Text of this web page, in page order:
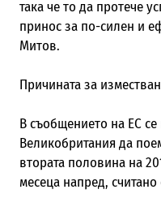
така че то да протече
принос за по-силен и
Митов.
Причината за
В съобщението на ЕС
Великобритания да
втората половина на
месеца напред, считано